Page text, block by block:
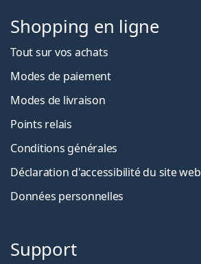
Shopping en ligne
Tout sur vos achats
Modes de paiement
Modes de livraison
Points relais
Conditions générales
Déclaration d'accessibilité du site web
Données personnelles
Support